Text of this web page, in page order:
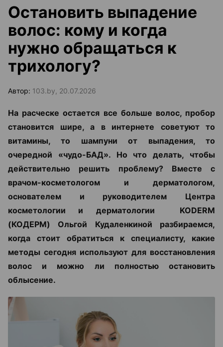
Остановить выпадение
волос: кому и когда
нужно обращаться к
трихологу?
Автор: 103.by, 20.07.2026
На расческе остается все больше волос, пробор
становится шире, а в интернете советуют то
витамины, то шампуни от выпадения, то
очередной «чудо-БАД». Но что делать, чтобы
действительно решить проблему? Вместе с
врачом-косметологом и дерматологом,
основателем и руководителем Центра
косметологии и дерматологии KODERM
(КОДЕРМ) Ольгой Кудаленкиной разбираемся,
когда стоит обратиться к специалисту, какие
методы сегодня используют для восстановления
волос и можно ли полностью остановить
облысение.